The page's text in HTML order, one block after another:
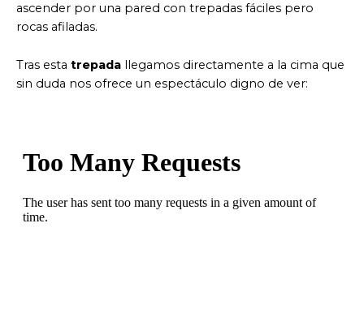
ascender por una pared con trepadas fáciles pero
rocas afiladas.
Tras esta trepada llegamos directamente a la cima que
sin duda nos ofrece un espectáculo digno de ver: